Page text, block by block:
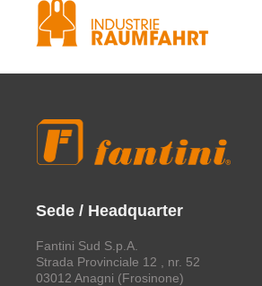
Sede / Headquarter
Fantini Sud S.p.A.
Strada Provinciale 12 , nr. 52
03012 Anagni (Frosinone)